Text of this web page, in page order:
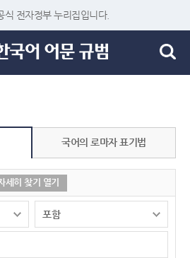
식 전자정부 누리집입니다.
국어의 로마자 표기법
세히 찾기 열기